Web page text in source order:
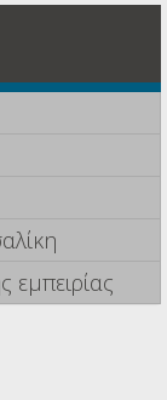
εμπειρίας